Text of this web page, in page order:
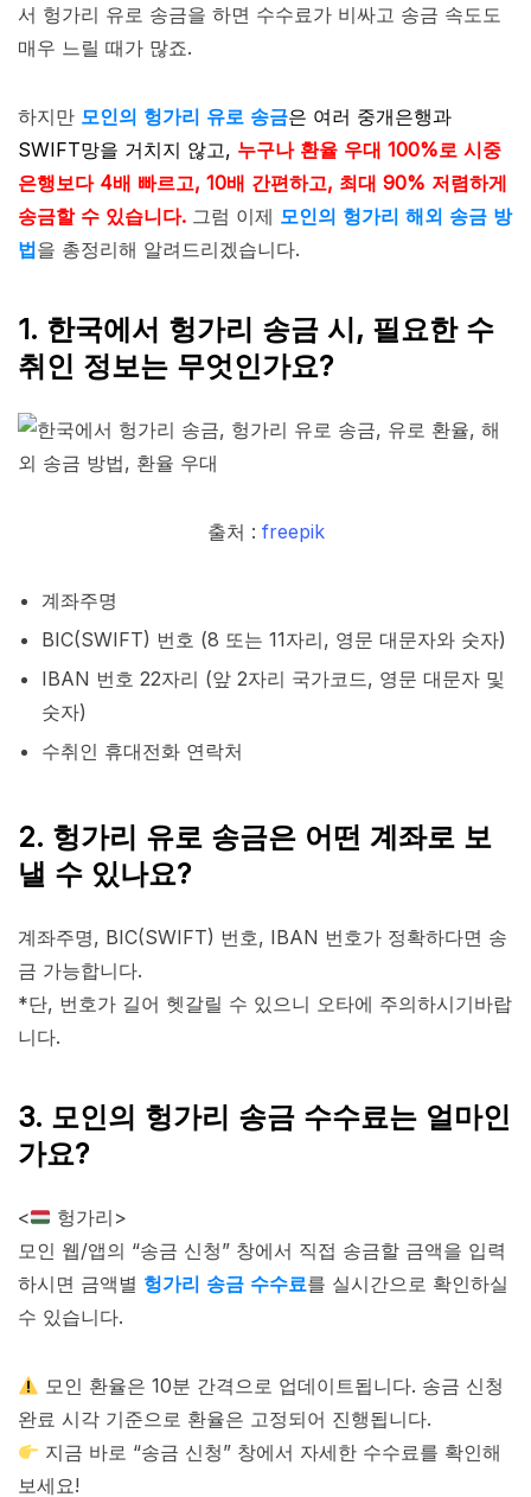
서 헝가리 유로 송금을 하면 수수료가 비싸고 송금 속도도
매우 느릴 때가 많죠.
하지만 모인의 헝가리 유로 송금은 여러 중개은행과
SWIFT망을 거치지 않고, 누구나 환율 우대 100%로 시중
은행보다 4배 빠르고, 10배 간편하고, 최대 90% 저렴하게
송금할 수 있습니다. 그럼 이제 모인의 헝가리 해외 송금 방
법을 총정리해 알려드리겠습니다.
1. 한국에서 헝가리 송금 시, 필요한 수
취인 정보는 무엇인가요?
출처 : freepik
계좌주명
BIC(SWIFT) 번호 (8 또는 11자리, 영문 대문자와 숫자)
IBAN 번호 22자리 (앞 2자리 국가코드, 영문 대문자 및
숫자)
수취인 휴대전화 연락처
2. 헝가리 유로 송금은 어떤 계좌로 보
낼 수 있나요?
계좌주명, BIC(SWIFT) 번호, IBAN 번호가 정확하다면 송
금 가능합니다.
*단, 번호가 길어 헷갈릴 수 있으니 오타에 주의하시기바랍
니다.
3. 모인의 헝가리 송금 수수료는 얼마인
가요?
<
헝가리>
모인 웹/앱의 “송금 신청” 창에서 직접 송금할 금액을 입력
하시면 금액별 헝가리 송금 수수료를 실시간으로 확인하실
수 있습니다.
모인 환율은 10분 간격으로 업데이트됩니다. 송금 신청
완료 시각 기준으로 환율은 고정되어 진행됩니다.
지금 바로 “송금 신청” 창에서 자세한 수수료를 확인해
보세요!